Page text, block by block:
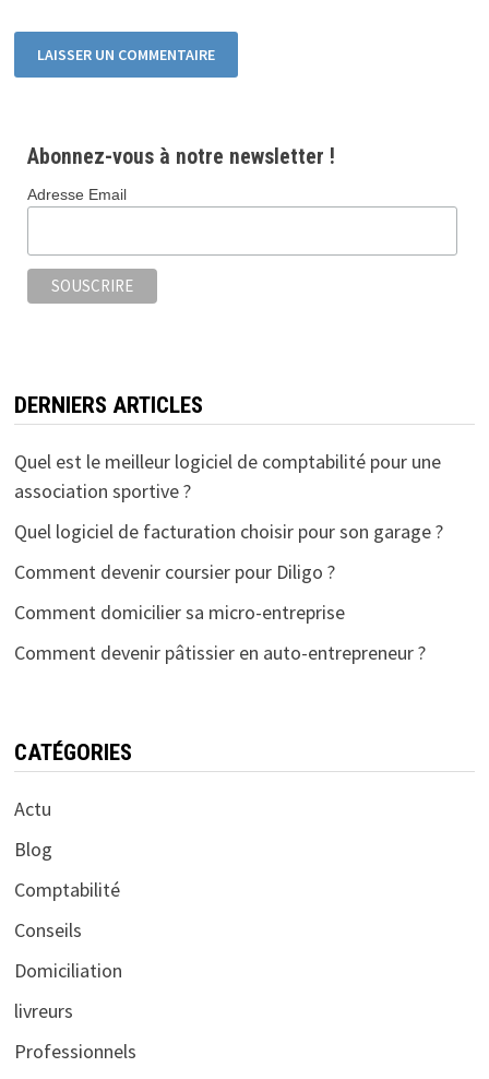
Abonnez-vous à notre newsletter !
Adresse Email
DERNIERS ARTICLES
Quel est le meilleur logiciel de comptabilité pour une
association sportive ?
Quel logiciel de facturation choisir pour son garage ?
Comment devenir coursier pour Diligo ?
Comment domicilier sa micro-entreprise
Comment devenir pâtissier en auto-entrepreneur ?
CATÉGORIES
Actu
Blog
Comptabilité
Conseils
Domiciliation
livreurs
Professionnels